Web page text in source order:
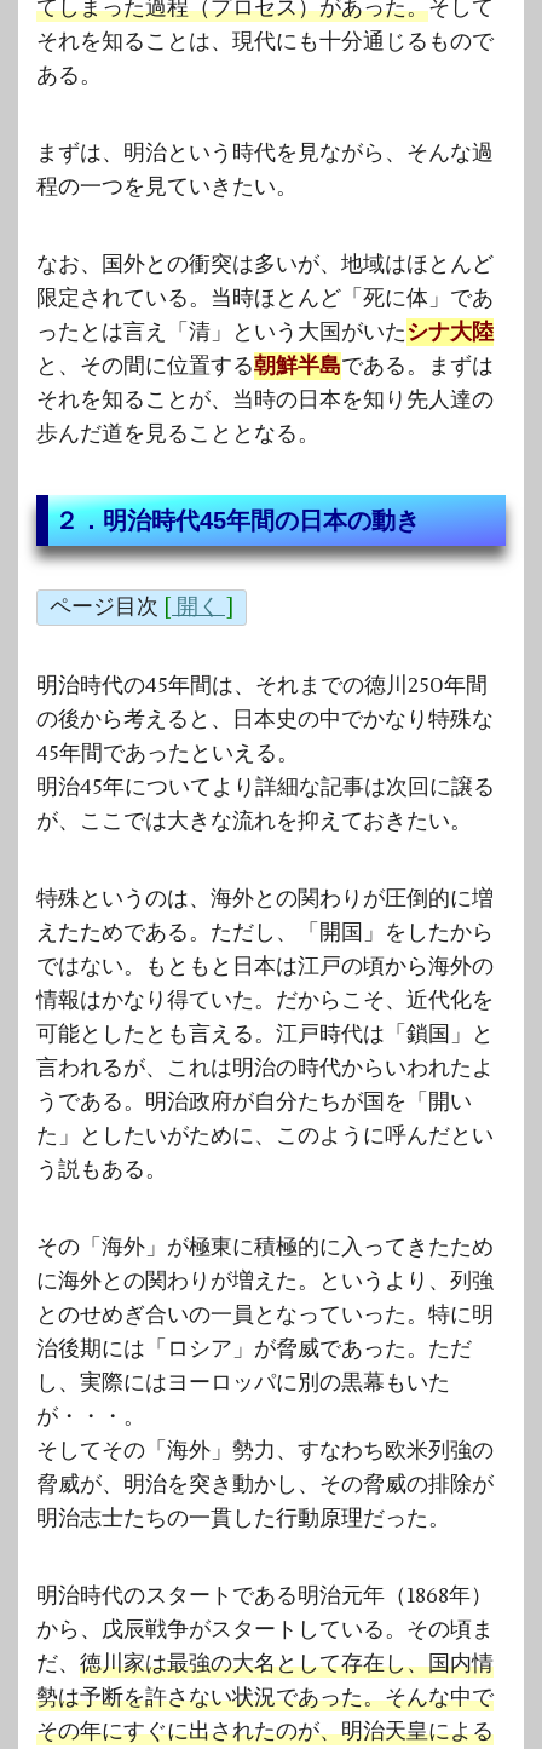
てしまった過程（プロセス）があった。そして
それを知ることは、現代にも十分通じるもので
ある。
まずは、明治という時代を見ながら、そんな過
程の一つを見ていきたい。
なお、国外との衝突は多いが、地域はほとんど
限定されている。当時ほとんど「死に体」であ
ったとは言え「清」という大国がいたシナ大陸
と、その間に位置する朝鮮半島である。まずは
それを知ることが、当時の日本を知り先人達の
歩んだ道を見ることとなる。
２．明治時代45年間の日本の動き
ページ目次 [ 開く ]
明治時代の45年間は、それまでの徳川250年間
の後から考えると、日本史の中でかなり特殊な
45年間であったといえる。
明治45年についてより詳細な記事は次回に譲る
が、ここでは大きな流れを抑えておきたい。
特殊というのは、海外との関わりが圧倒的に増
えたためである。ただし、「開国」をしたから
ではない。もともと日本は江戸の頃から海外の
情報はかなり得ていた。だからこそ、近代化を
可能としたとも言える。江戸時代は「鎖国」と
言われるが、これは明治の時代からいわれたよ
うである。明治政府が自分たちが国を「開い
た」としたいがために、このように呼んだとい
う説もある。
その「海外」が極東に積極的に入ってきたため
に海外との関わりが増えた。というより、列強
とのせめぎ合いの一員となっていった。特に明
治後期には「ロシア」が脅威であった。ただ
し、実際にはヨーロッパに別の黒幕もいた
が・・・。
そしてその「海外」勢力、すなわち欧米列強の
脅威が、明治を突き動かし、その脅威の排除が
明治志士たちの一貫した行動原理だった。
明治時代のスタートである明治元年（1868年）
から、戊辰戦争がスタートしている。その頃ま
だ、 徳川家は最強の大名として存在し、国内情
勢は予断を許さない状況であった。そんな中で
その年にすぐに出されたのが、明治天皇による